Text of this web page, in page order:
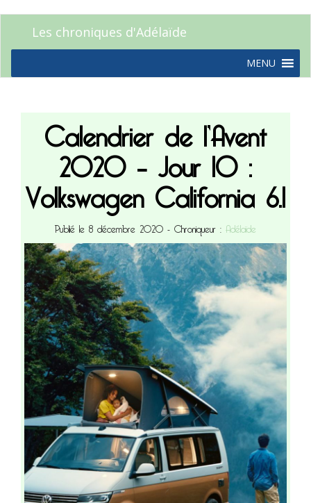
Les chroniques d'Adélaïde
MENU
Calendrier de l’Avent
2020 – Jour 10 :
Volkswagen California 6.1
Publié le 8 décembre 2020- Chroniqueur :Adélaïde